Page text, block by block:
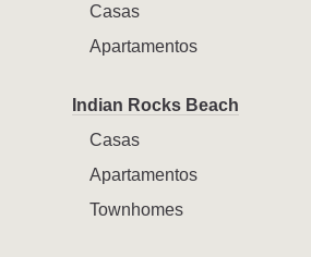
Casas
Apartamentos
Indian Rocks Beach
Casas
Apartamentos
Townhomes